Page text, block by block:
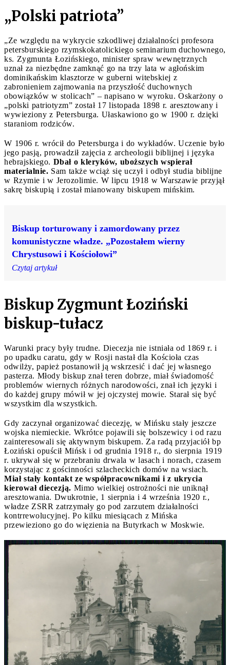
„Polski patriota”
„Ze względu na wykrycie szkodliwej działalności profesora
petersburskiego rzymskokatolickiego seminarium duchownego,
ks. Zygmunta Łozińskiego, minister spraw wewnętrznych
uznał za niezbędne zamknąć go na trzy lata w agłońskim
dominikańskim klasztorze w guberni witebskiej z
zabronieniem zajmowania na przyszłość duchownych
obowiązków w stolicach” – napisano w wyroku. Oskarżony o
„polski patriotyzm” został 17 listopada 1898 r. aresztowany i
wywieziony z Petersburga. Ułaskawiono go w 1900 r. dzięki
staraniom rodziców.
W 1906 r. wrócił do Petersburga i do wykładów. Uczenie było
jego pasją, prowadził zajęcia z archeologii biblijnej i języka
hebrajskiego. Dbał o kleryków, uboższych wspierał
materialnie. Sam także wciąż się uczył i odbył studia biblijne
w Rzymie i w Jerozolimie. W lipcu 1918 w Warszawie przyjął
sakrę biskupią i został mianowany biskupem mińskim.
Biskup torturowany i zamordowany przez
komunistyczne władze. „Pozostałem wierny
Chrystusowi i Kościołowi”
Czytaj artykuł
Biskup Zygmunt Łoziński
biskup-tułacz
Warunki pracy były trudne. Diecezja nie istniała od 1869 r. i
po upadku caratu, gdy w Rosji nastał dla Kościoła czas
odwilży, papież postanowił ją wskrzesić i dać jej własnego
pasterza. Młody biskup znał teren dobrze, miał świadomość
problemów wiernych różnych narodowości, znał ich języki i
do każdej grupy mówił w jej ojczystej mowie. Starał się być
wszystkim dla wszystkich.
Gdy zaczynał organizować diecezję, w Mińsku stały jeszcze
wojska niemieckie. Wkrótce pojawili się bolszewicy i od razu
zainteresowali się aktywnym biskupem. Za radą przyjaciół bp
Łoziński opuścił Mińsk i od grudnia 1918 r., do sierpnia 1919
r. ukrywał się w przebraniu drwala w lasach i norach, czasem
korzystając z gościnności szlacheckich domów na wsiach.
Miał stały kontakt ze współpracownikami i z ukrycia
kierował diecezją. Mimo wielkiej ostrożności nie uniknął
aresztowania. Dwukrotnie, 1 sierpnia i 4 września 1920 r.,
władze ZSRR zatrzymały go pod zarzutem działalności
kontrrewolucyjnej. Po kilku miesiącach z Mińska
przewieziono go do więzienia na Butyrkach w Moskwie.